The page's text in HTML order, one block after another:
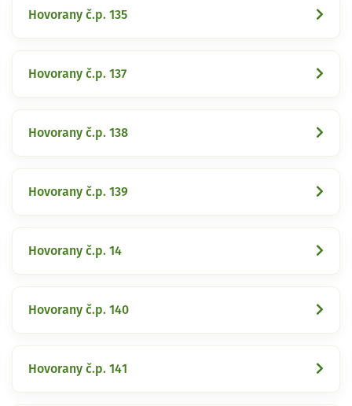
Hovorany č.p. 135
Hovorany č.p. 137
Hovorany č.p. 138
Hovorany č.p. 139
Hovorany č.p. 14
Hovorany č.p. 140
Hovorany č.p. 141